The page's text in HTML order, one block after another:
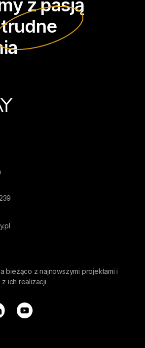
z pasją
trudne
bieżąco z najnowszymi projektami i
z ich realizacji